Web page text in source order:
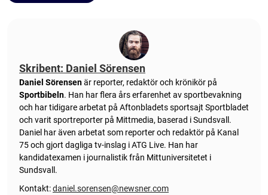
Skribent: Daniel Sörensen
Daniel Sörensenär reporter, redaktör och krönikör på
Sportbibeln. Han har flera års erfarenhet av sportbevakning
och har tidigare arbetat på Aftonbladets sportsajt Sportbladet
och varit sportreporter på Mittmedia, baserad i Sundsvall.
Daniel har även arbetat som reporter och redaktör på Kanal
75 och gjort dagliga tv-inslag i ATG Live. Han har
kandidatexamen i journalistik från Mittuniversitetet i
Sundsvall.
Kontakt:daniel.sorensen@newsner.com